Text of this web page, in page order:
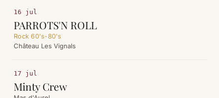
16 jul
PARROTS'N ROLL
Rock 60's-80's
Château Les Vignals
17 jul
Minty Crew